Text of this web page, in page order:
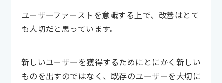
ユーザーファーストを意識する上で、改善はとて
も大切だと思っています。
新しいユーザーを獲得するためにとにかく新しい
ものを出すのではなく、既存のユーザーを大切に